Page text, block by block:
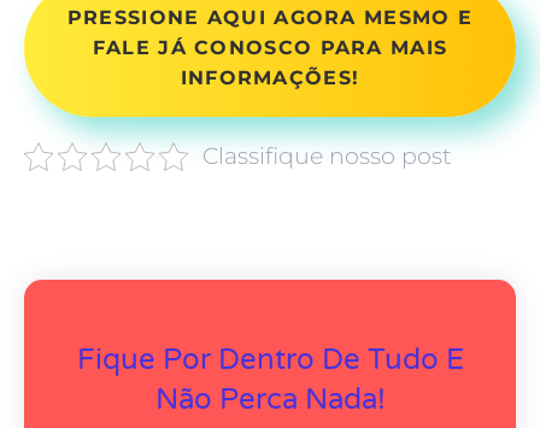
PRESSIONE AQUI AGORA MESMO E
FALE JÁ CONOSCO PARA MAIS
INFORMAÇÕES!
Classifique nosso post
Fique Por Dentro De Tudo E
Não Perca Nada!